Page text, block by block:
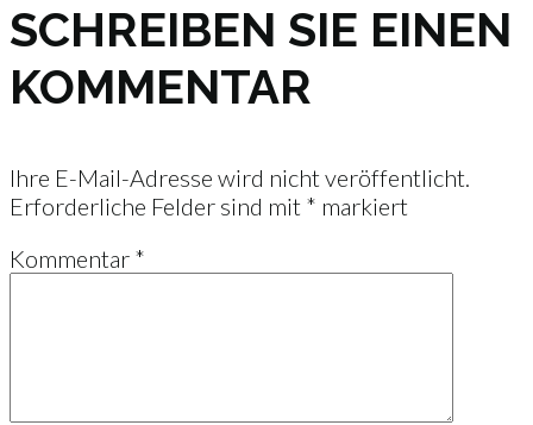
SCHREIBEN SIE EINEN
KOMMENTAR
Ihre E-Mail-Adresse wird nicht veröffentlicht.
Erforderliche Felder sind mit * markiert
Kommentar *